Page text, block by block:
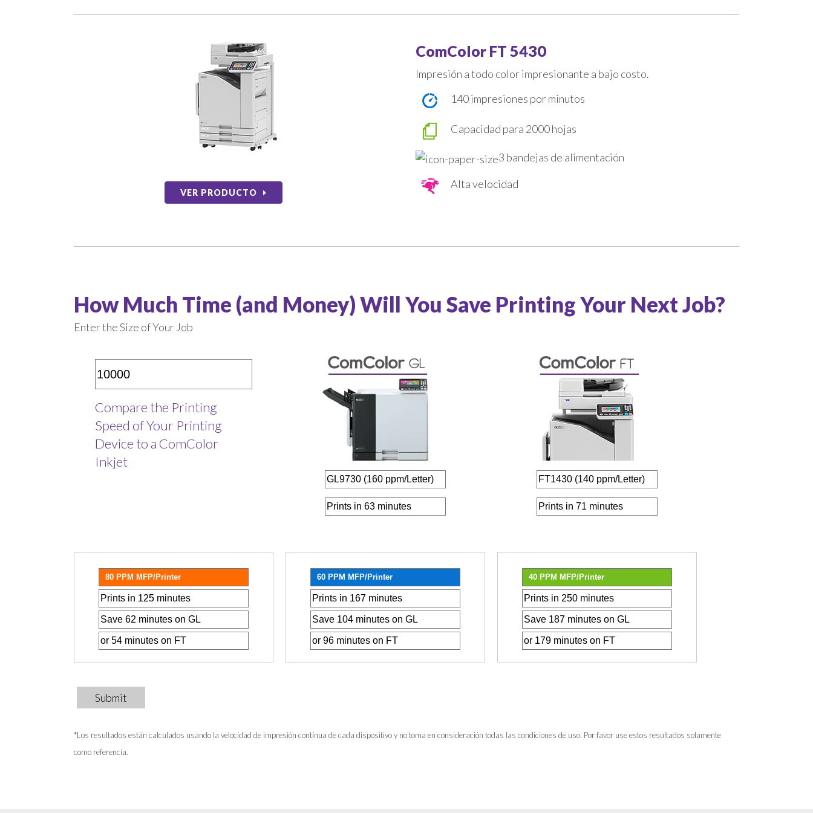
VER PRODUCTO
ComColor FT 5430
Impresión a todo color impresionante a bajo costo.
140 impresiones por minutos
Capacidad para 2000 hojas
3 bandejas de alimentación
Alta velocidad
How Much Time (and Money) Will You Save Printing Your Next Job?
Enter the Size of Your Job
Compare the Printing
Speed of Your Printing
Device to a ComColor
Inkjet
Submit
*Los resultados están calculados usando la velocidad de impresión contínua de cada dispositivo y no toma en consideración todas las condiciones de uso. Por favor use estos resultados solamente
como referencia.